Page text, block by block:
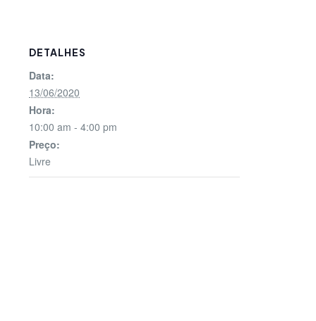
DETALHES
Data:
13/06/2020
Hora:
10:00 am - 4:00 pm
Preço:
Livre